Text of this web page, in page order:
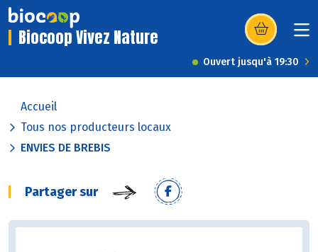
Biocoop Vivez Nature (s’ouvre dans
Ouvert jusqu'à 19:30
Accueil
Tous nos producteurs locaux
ENVIES DE BREBIS
Partager sur